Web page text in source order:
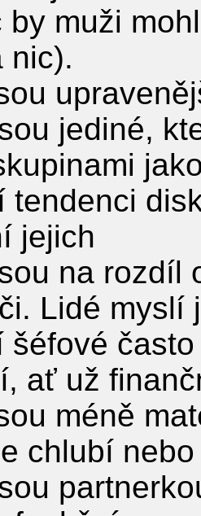
by muži
nic).
jediné,
tendenci
jejich
na rozdíl
Lidé myslí
šéfové
ať už
méně
chlubí